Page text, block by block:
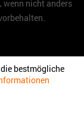
wenn nicht anders
bestmögliche